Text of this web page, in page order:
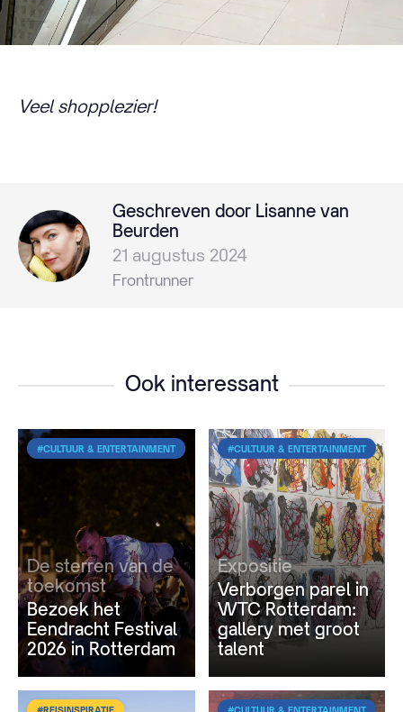
Veel shopplezier!
Geschreven door Lisanne van
Beurden
21 augustus 2024
Frontrunner
Ook interessant
#CULTUUR & ENTERTAINMENT
De sterren van de
toekomst
Bezoek het
Eendracht Festival
2026 in Rotterdam
#CULTUUR & ENTERTAINMENT
Expositie
Verborgen parel in
WTC Rotterdam:
gallery met groot
talent